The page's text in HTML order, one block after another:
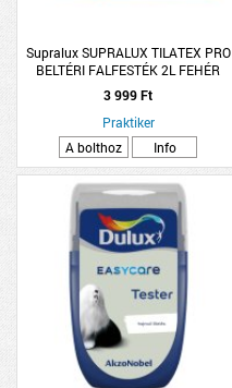
Supralux SUPRALUX TILATEX PRO
BELTÉRI FALFESTÉK 2L FEHÉR
3 999 Ft
Praktiker
A bolthoz
Info